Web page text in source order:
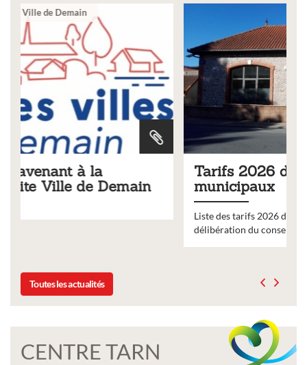
Tarifs 2026 des services
municipaux
Liste des tarifs 2026 des services municipaux,
délibération du conseil municipal du 19 décembre 2025
Toutes les actualités
CENTRE TARN